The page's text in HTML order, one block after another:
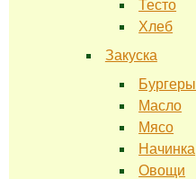
Тесто
Хлеб
Закуска
Бургеры
Масло
Мясо
Начинка
Овощи